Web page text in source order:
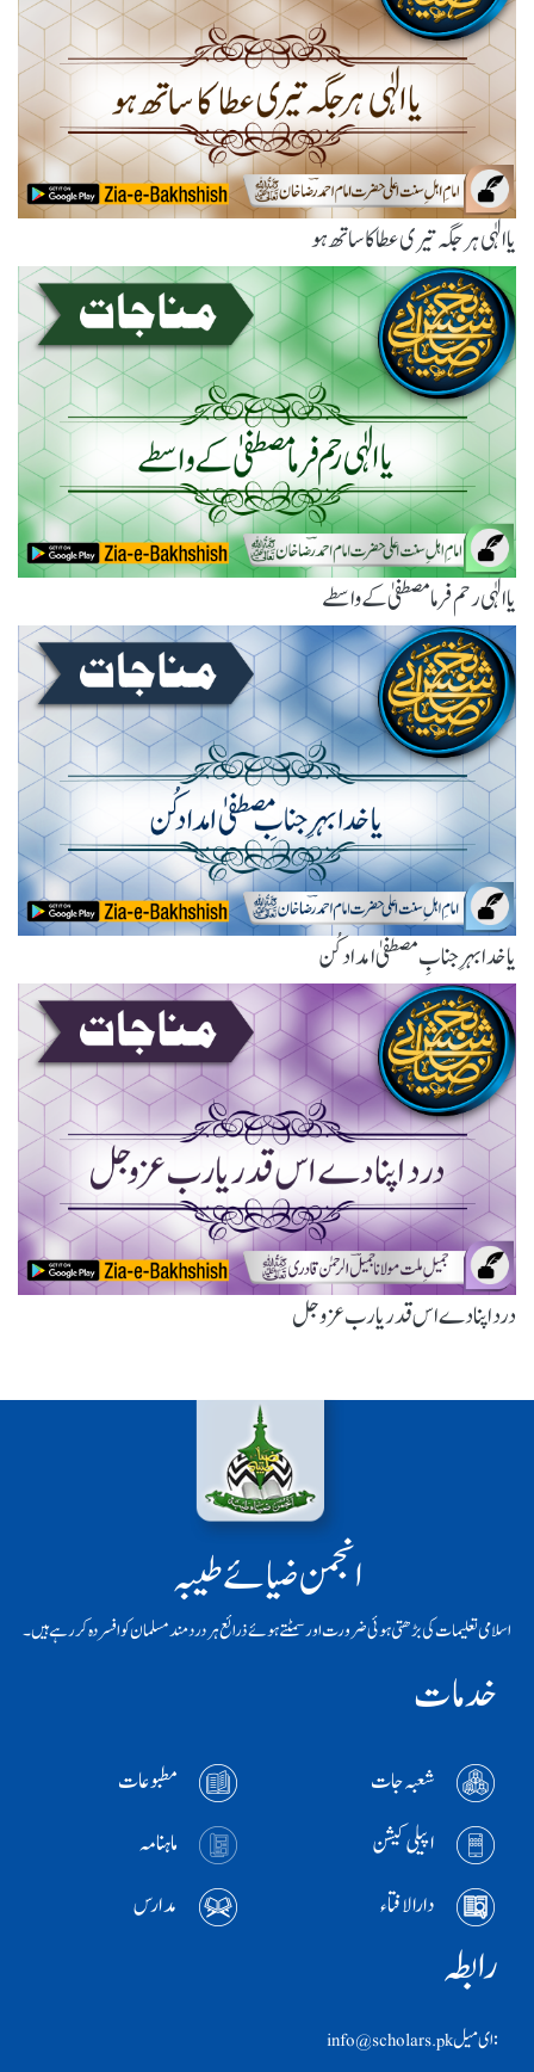
یاالٰہی ہر جگہ تیری عطا کا ساتھ ہو
یاالٰہی رحم فرما مصطفیٰ کے واسطے
یا خدا بہرِ جنابِ مصطفیٰ امداد کُن
درد اپنا دے اس قدر یارب عزوجل
انجمن ضیائے طیبہ
اسلامی تعلیمات کی بڑھتی ہوئی ضرورت اور سمٹتے ہوئے ذرائع ہر دردمند مسلمان کو افسردہ کر رہے ہیں۔
خدمات
شعبہ جات
مطبوعات
اپیلی کیشن
ماہنامہ
دارالافتاء
مدارس
رابطہ
:ای ميل info@scholars.pk